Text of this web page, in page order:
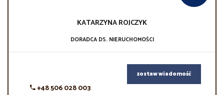
KATARZYNAROJCZYK
DORADCA DS. NIERUCHOMOŚCI
+48 506 028 003
zostaw wiadomość